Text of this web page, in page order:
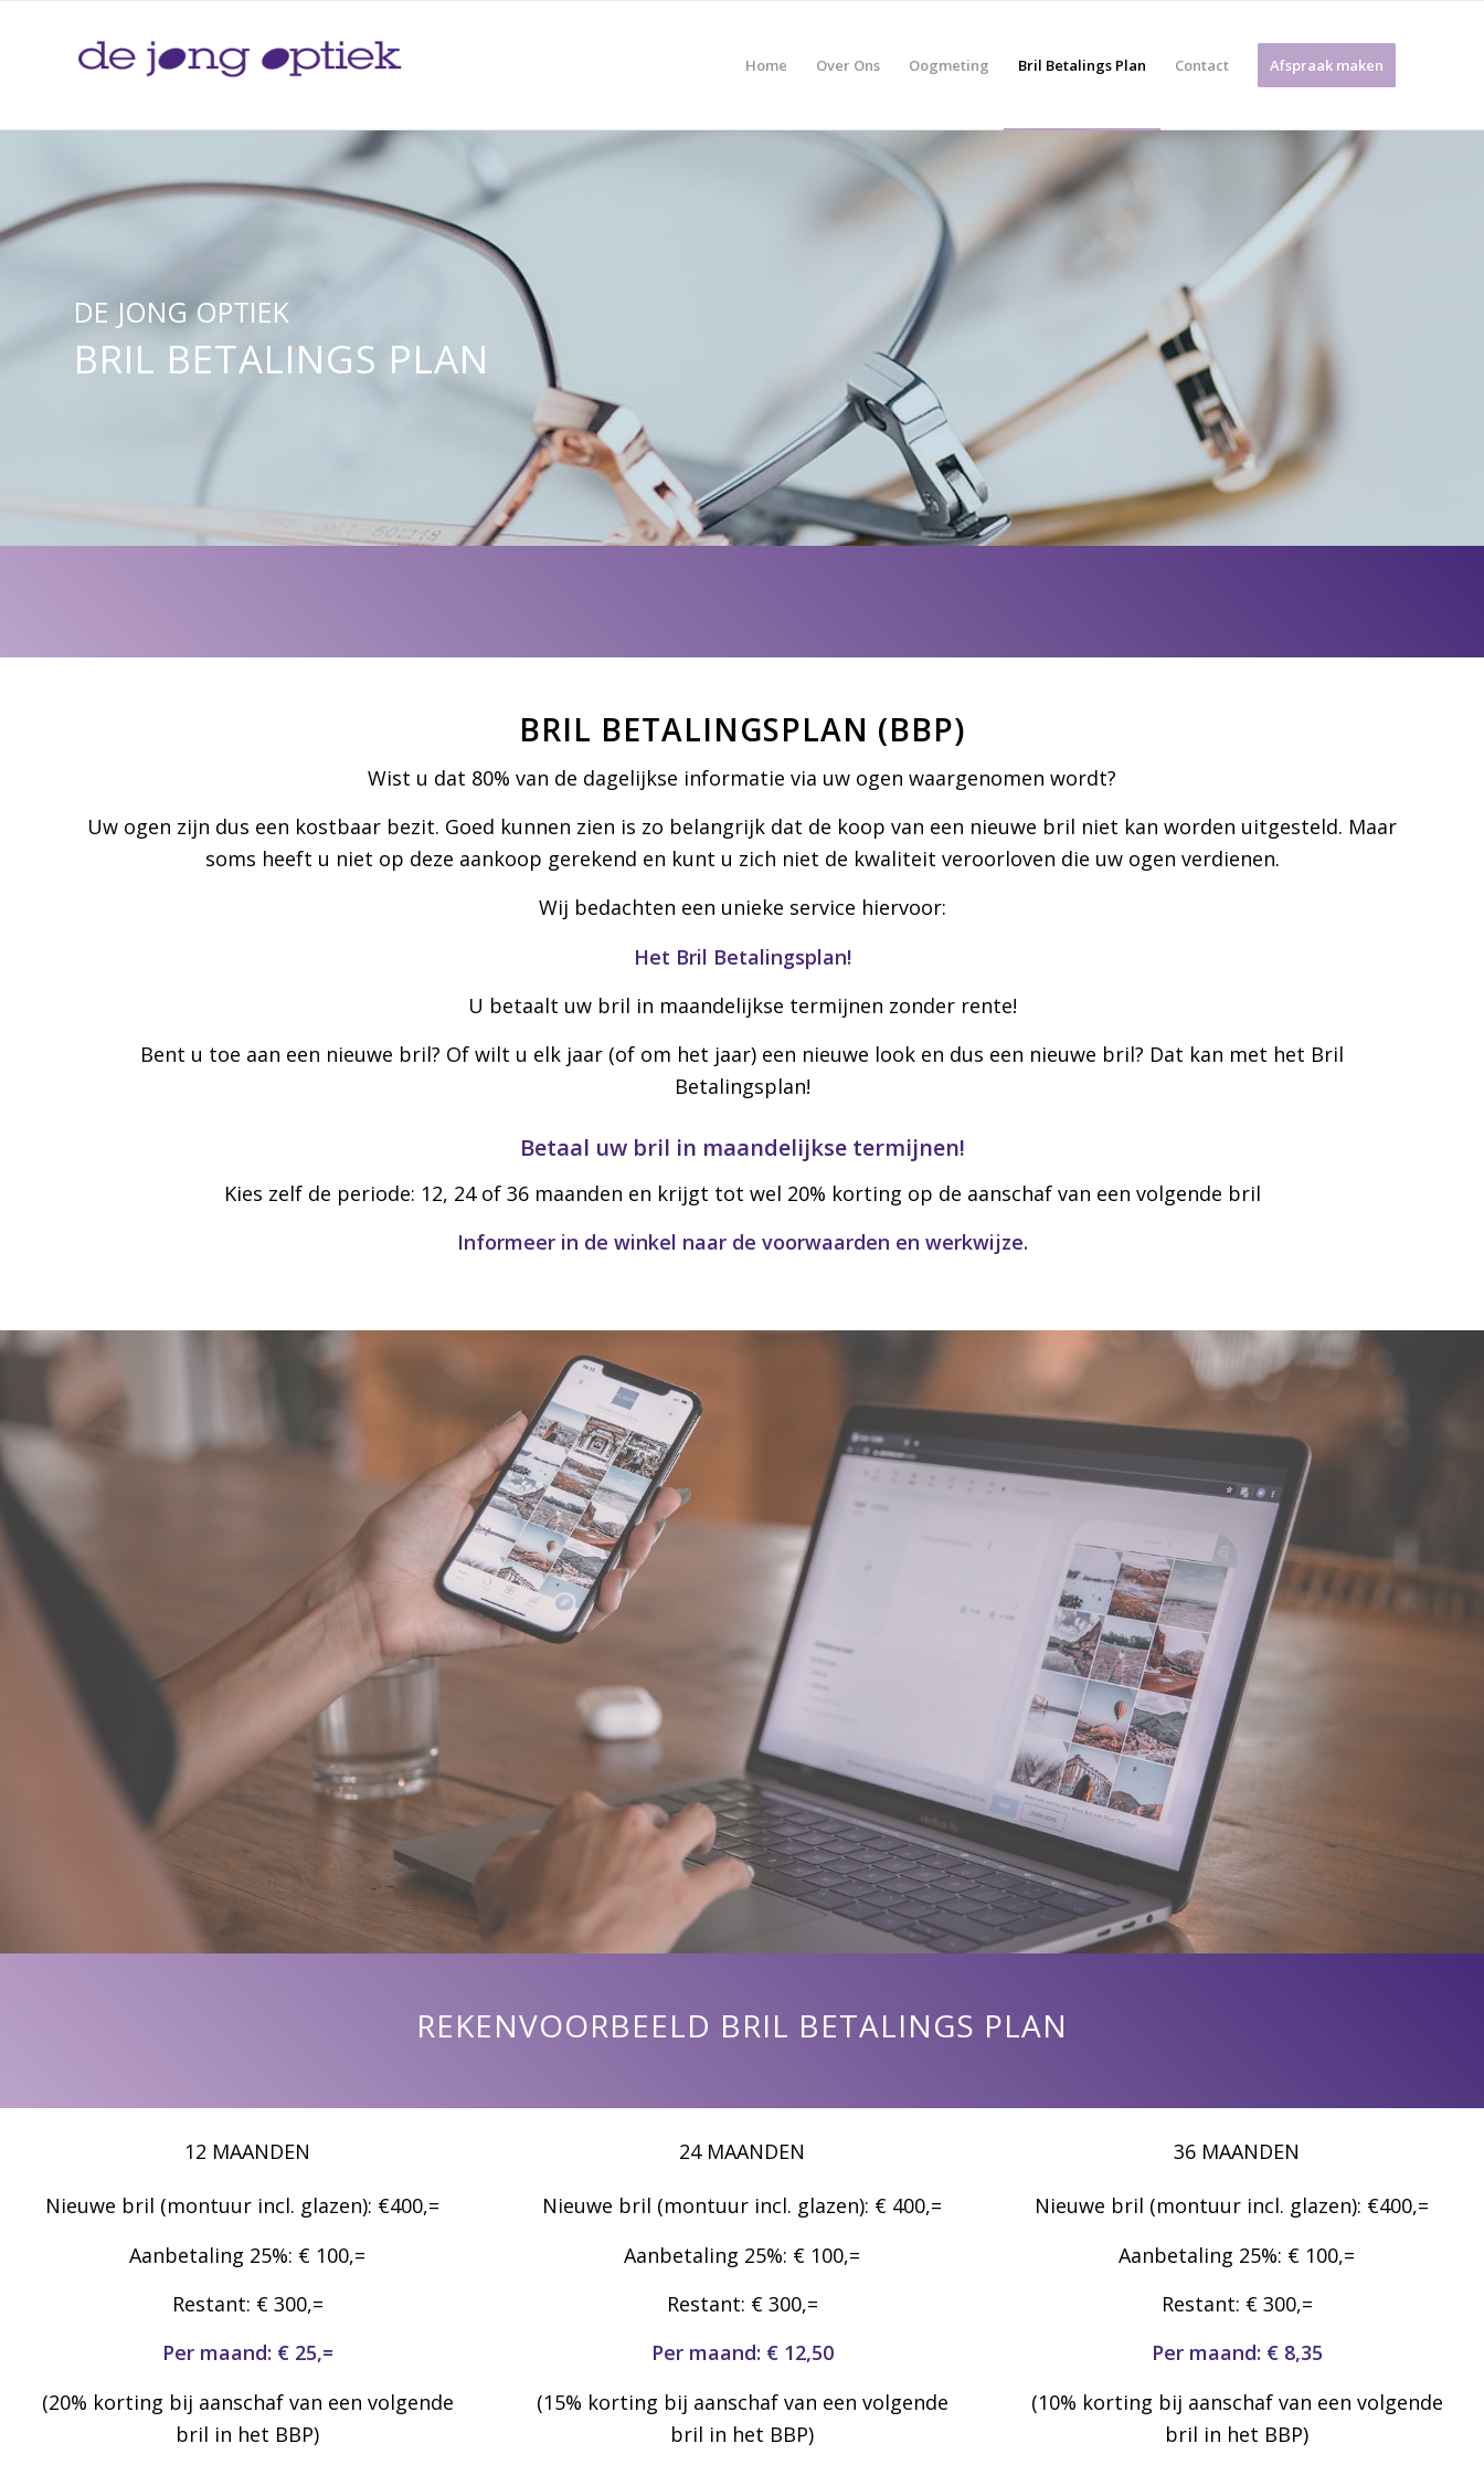
Home Over Ons Oogmeting Bril Betalings Plan Contact Afspraak maken
DE JONG OPTIEK
BRIL BETALINGS PLAN
BRIL BETALINGSPLAN (BBP)
Wist u dat 80% van de dagelijkse informatie via uw ogen waargenomen wordt?
Uw ogen zijn dus een kostbaar bezit. Goed kunnen zien is zo belangrijk dat de koop van een nieuwe bril niet kan worden uitgesteld. Maar
soms heeft u niet op deze aankoop gerekend en kunt u zich niet de kwaliteit veroorloven die uw ogen verdienen.
Wij bedachten een unieke service hiervoor:
Het Bril Betalingsplan!
U betaalt uw bril in maandelijkse termijnen zonder rente!
Bent u toe aan een nieuwe bril? Of wilt u elk jaar (of om het jaar) een nieu­we look en dus een nieuwe bril? Dat kan met het Bril
Betalingsplan!
Betaal uw bril in maandelijkse termijnen!
Kies zelf de periode: 12, 24 of 36 maanden en krijgt tot wel 20% korting op de aanschaf van een volgende bril
Informeer in de winkel naar de voorwaarden en werkwijze.
REKENVOORBEELD BRIL BETALINGS PLAN
12 MAANDEN
Nieuwe bril (montuur incl. glazen): €400,=
Aanbetaling 25%: € 100,=
Restant: € 300,=
Per maand: € 25,=
(20% korting bij aanschaf van een volgende
bril in het BBP)
24 MAANDEN
Nieuwe bril (montuur incl. glazen): € 400,=
Aanbetaling 25%: € 100,=
Restant: € 300,=
Per maand: € 12,50
(15% korting bij aanschaf van een volgende
bril in het BBP)
36 MAANDEN
Nieuwe bril (montuur incl. glazen): €400,=
Aanbetaling 25%: € 100,=
Restant: € 300,=
Per maand: € 8,35
(10% korting bij aanschaf van een volgende
bril in het BBP)